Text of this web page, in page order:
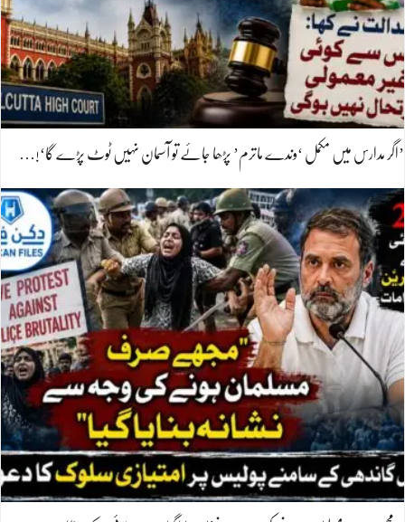
’اگر مدارس میں مکمل ‘وندے ماترم’ پڑھا جائے تو آسمان نہیں ٹوٹ پڑے گا‘!…